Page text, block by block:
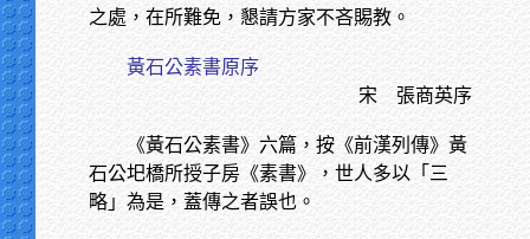
之處，在所難免，懇請方家不吝賜教。
黃石公素書原序
宋 張商英序
《黃石公素書》六篇，按《前漢列傳》黃
石公圯橋所授子房《素書》，世人多以「三
略」為是，蓋傳之者誤也。